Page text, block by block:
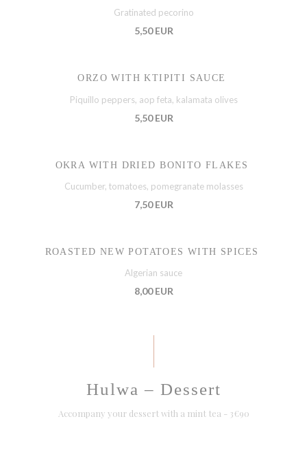
Gratinated pecorino
5,50 EUR
ORZO WITH KTIPITI SAUCE
Piquillo peppers, aop feta, kalamata olives
5,50 EUR
OKRA WITH DRIED BONITO FLAKES
Cucumber, tomatoes, pomegranate molasses
7,50 EUR
ROASTED NEW POTATOES WITH SPICES
Algerian sauce
8,00 EUR
Hulwa – Dessert
Accompany your dessert with a mint tea - 3€90